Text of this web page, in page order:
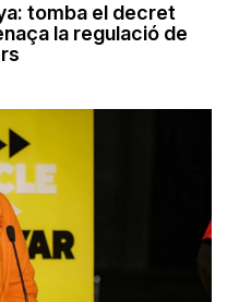
tomba el decret
la regulació de